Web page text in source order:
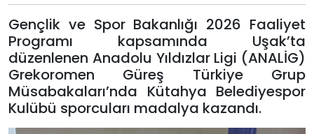
Gençlik ve Spor Bakanlığı 2026 Faaliyet
Programı kapsamında Uşak’ta
düzenlenen Anadolu Yıldızlar Ligi (ANALİG)
Grekoromen Güreş Türkiye Grup
Müsabakaları’nda Kütahya Belediyespor
Kulübü sporcuları madalya kazandı.